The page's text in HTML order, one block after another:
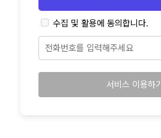
수집 및 활용에 동의합니다.
서비스 이용하기